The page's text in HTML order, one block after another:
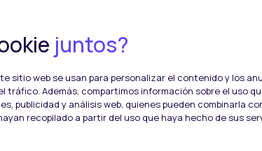
juntos?
sitio web se usan para personalizar el contenido y los
Además, compartimos información sobre el uso
publicidad y análisis web, quienes pueden combinarla
recopilado a partir del uso que haya hecho de sus